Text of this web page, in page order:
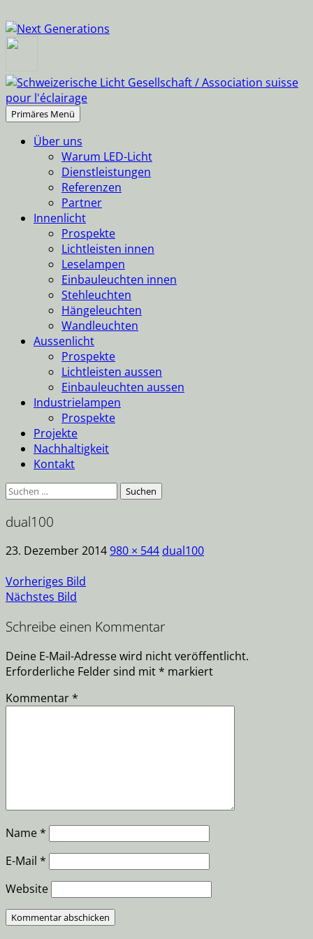
Suchen
Primäres Menü Springe
Inhalt
Über uns
Warum LED-Licht
Dienstleistungen
Referenzen
Partner
Innenlicht
Prospekte
Lichtleisten innen
Leselampen
Einbauleuchten innen
Stehleuchten
Hängeleuchten
Wandleuchten
Aussenlicht
Prospekte
Lichtleisten aussen
Einbauleuchten aussen
Industrielampen
Prospekte
Projekte
Nachhaltigkeit
Kontakt
Suche
dual100
23. Dezember 2014980 × 544 dual100
Vorheriges Bild
Nächstes Bild
Schreibe einen Kommentar
Deine E-Mail-Adresse wird nicht veröffentlicht.
Erforderliche Felder sind mit* markiert
Kommentar*
Name*
E-Mail *
Website